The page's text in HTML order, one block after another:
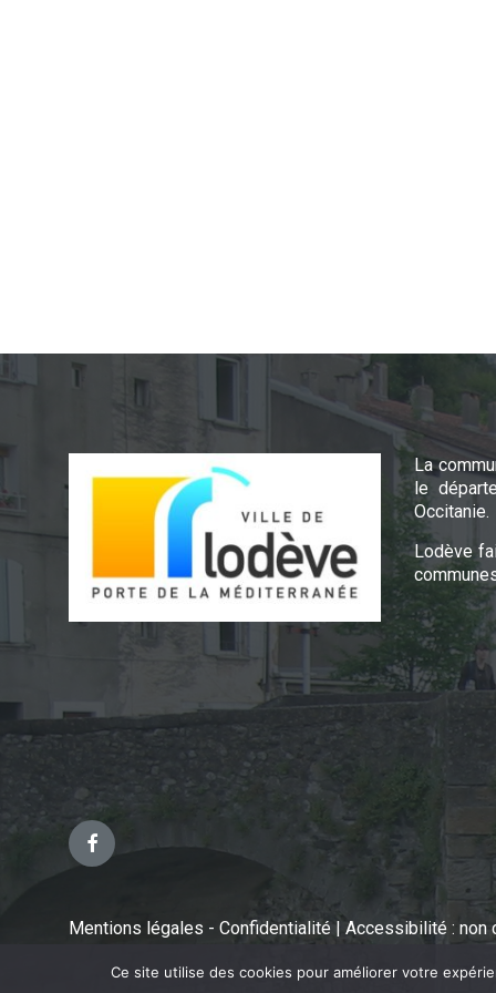
La
le
Occitanie.
Lodève
Facebook
Mentions légales - Confidentialité Accessibilité : non
Ce site utilise des cookies pour améliorer votre